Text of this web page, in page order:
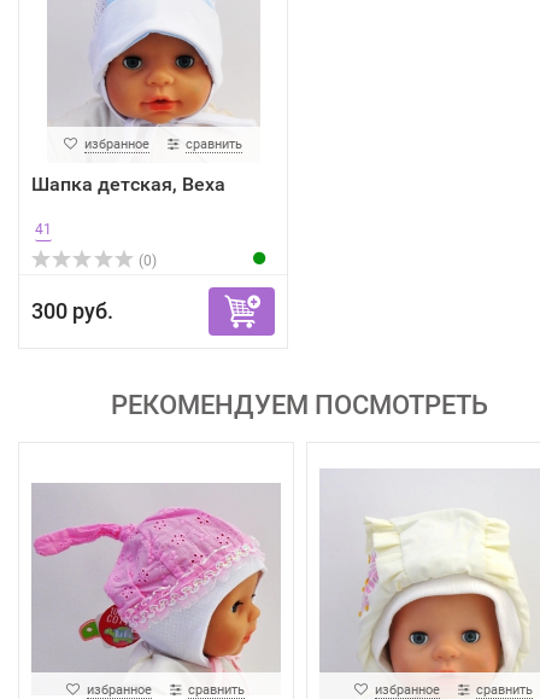
избранное сравнить
Шапка детская, Bexa
41
(0)
300 руб.
РЕКОМЕНДУЕМ ПОСМОТРЕТЬ
избранное сравнить избранное сравнить